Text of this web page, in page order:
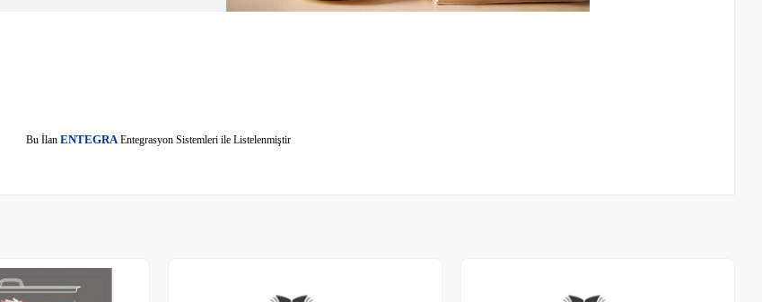
Bu İlanENTEGRAEntegrasyon Sistemleri ile Listelenmiştir